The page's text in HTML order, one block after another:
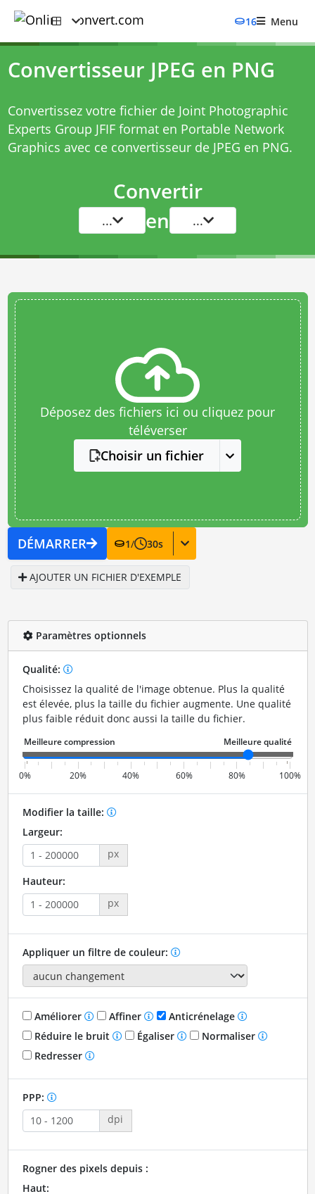
16 Menu
Convertisseur JPEG en PNG
Convertissez votre fichier de Joint Photographic
Experts Group JFIF format en Portable Network
Graphics avec ce convertisseur de JPEG en PNG.
Convertir
... en ...
Déposez des fichiers ici ou cliquez pour
téléverser
Choisir un fichier
DÉMARRER 1/ 30s
AJOUTER UN FICHIER D'EXEMPLE
Paramètres optionnels
Qualité:
Choisissez la qualité de l'image obtenue. Plus la qualité
est élevée, plus la taille du fichier augmente. Une qualité
plus faible réduit donc aussi la taille du fichier.
0% 20% 40% 60% 80% 100%
Modifier la taille:
Largeur:
px
Hauteur:
px
Appliquer un filtre de couleur:
Améliorer Affiner
Anticrénelage
Réduire le bruit
Égaliser
Normaliser
Redresser
PPP:
dpi
Rogner des pixels depuis :
Haut: